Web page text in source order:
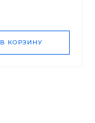
В КОРЗИНУ